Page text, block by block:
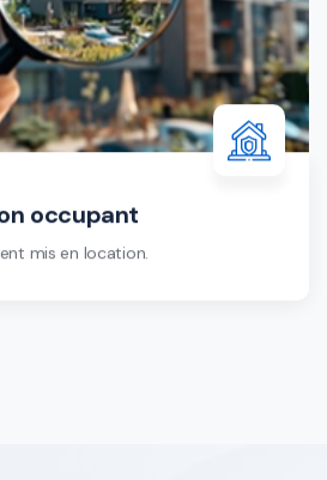
occupant
mis en location.